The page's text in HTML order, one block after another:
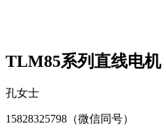
TLM85系列直线电机
孔女士
15828325798（微信同号）